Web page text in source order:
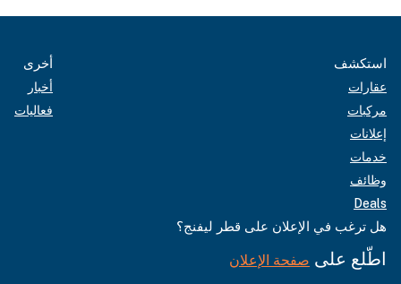
استكشف
عقارات
مركبات
إعلانات
خدمات
وظائف
Deals
أخرى
أخبار
فعاليات
هل ترغب في الإعلان على قطر ليفنج؟
اطّلع على صفحة الإعلان